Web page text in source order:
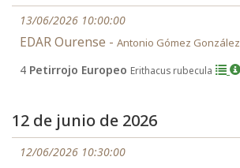
13/06/2026 10:00:00
EDAR Ourense - Antonio Gómez González
4 Petirrojo Europeo Erithacus rubecula
12 de junio de 2026
12/06/2026 10:30:00